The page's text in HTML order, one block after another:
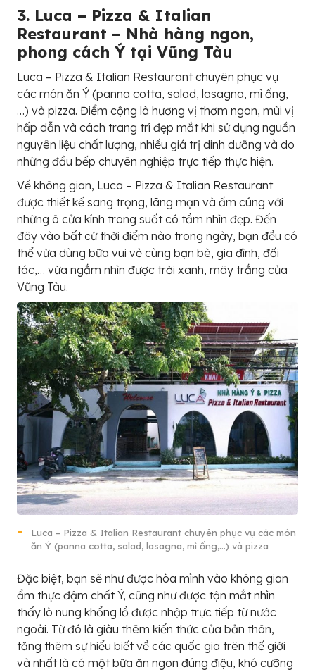
3. Luca – Pizza & Italian
Restaurant – Nhà hàng ngon,
phong cách Ý tại Vũng Tàu
Luca – Pizza & Italian Restaurant chuyên phục vụ
các món ăn Ý (panna cotta, salad, lasagna, mì ống,
…) và pizza. Điểm cộng là hương vị thơm ngon, mùi vị
hấp dẫn và cách trang trí đẹp mắt khi sử dụng nguồn
nguyên liệu chất lượng, nhiều giá trị dinh dưỡng và do
những đầu bếp chuyên nghiệp trực tiếp thực hiện.
Về không gian, Luca – Pizza & Italian Restaurant
được thiết kế sang trọng, lãng mạn và ấm cúng với
những ô cửa kính trong suốt có tầm nhìn đẹp. Đến
đây vào bất cứ thời điểm nào trong ngày, bạn đều có
thể vừa dùng bữa vui vẻ cùng bạn bè, gia đình, đối
tác,… vừa ngắm nhìn được trời xanh, mây trắng của
Vũng Tàu.
Luca – Pizza & Italian Restaurant chuyên phục vụ các món
ăn Ý (panna cotta, salad, lasagna, mì ống,…) và pizza
Đặc biệt, bạn sẽ như được hòa mình vào không gian
ẩm thực đậm chất Ý, cũng như được tận mắt nhìn
thấy lò nung khổng lồ được nhập trực tiếp từ nước
ngoài. Từ đó là giàu thêm kiến thức của bản thân,
tăng thêm sự hiểu biết về các quốc gia trên thế giới
và nhất là có một bữa ăn ngon đúng điệu, khó cưỡng